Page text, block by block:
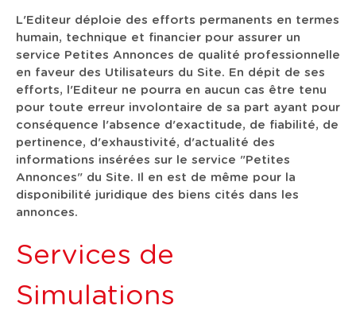
L'Editeur déploie des efforts permanents en termes
humain, technique et financier pour assurer un
service Petites Annonces de qualité professionnelle
en faveur des Utilisateurs du Site. En dépit de ses
efforts, l'Editeur ne pourra en aucun cas être tenu
pour toute erreur involontaire de sa part ayant pour
conséquence l'absence d'exactitude, de fiabilité, de
pertinence, d'exhaustivité, d'actualité des
informations insérées sur le service "Petites
Annonces" du Site. Il en est de même pour la
disponibilité juridique des biens cités dans les
annonces.
Services de
Simulations